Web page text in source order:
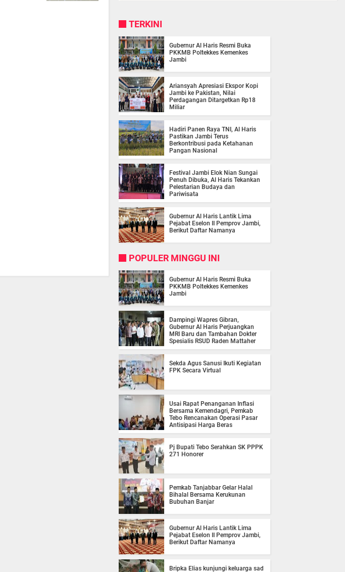
TERKINI
Gubernur Al Haris Resmi Buka
PKKMB Poltekkes Kemenkes
Jambi
Ariansyah Apresiasi Ekspor Kopi
Jambi ke Pakistan, Nilai
Perdagangan Ditargetkan Rp18
Miliar
Hadiri Panen Raya TNI, Al Haris
Pastikan Jambi Terus
Berkontribusi pada Ketahanan
Pangan Nasional
Festival Jambi Elok Nian Sungai
Penuh Dibuka, Al Haris Tekankan
Pelestarian Budaya dan
Pariwisata
Gubernur Al Haris Lantik Lima
Pejabat Eselon II Pemprov Jambi,
Berikut Daftar Namanya
POPULER MINGGU INI
Gubernur Al Haris Resmi Buka
PKKMB Poltekkes Kemenkes
Jambi
Dampingi Wapres Gibran,
Gubernur Al Haris Perjuangkan
MRI Baru dan Tambahan Dokter
Spesialis RSUD Raden Mattaher
Sekda Agus Sanusi Ikuti Kegiatan
FPK Secara Virtual
Usai Rapat Penanganan Inflasi
Bersama Kemendagri, Pemkab
Tebo Rencanakan Operasi Pasar
Antisipasi Harga Beras
Pj Bupati Tebo Serahkan SK PPPK
271 Honorer
Pemkab Tanjabbar Gelar Halal
Bihalal Bersama Kerukunan
Bubuhan Banjar
Gubernur Al Haris Lantik Lima
Pejabat Eselon II Pemprov Jambi,
Berikut Daftar Namanya
Bripka Elias kunjungi keluarga sad